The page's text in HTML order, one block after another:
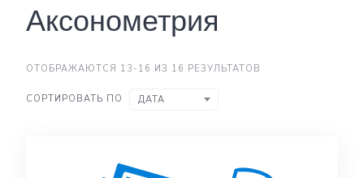
Аксонометрия
ОТОБРАЖАЮТСЯ 13-16 ИЗ 16 РЕЗУЛЬТАТОВ
СОРТИРОВАТЬ ПО ДАТА